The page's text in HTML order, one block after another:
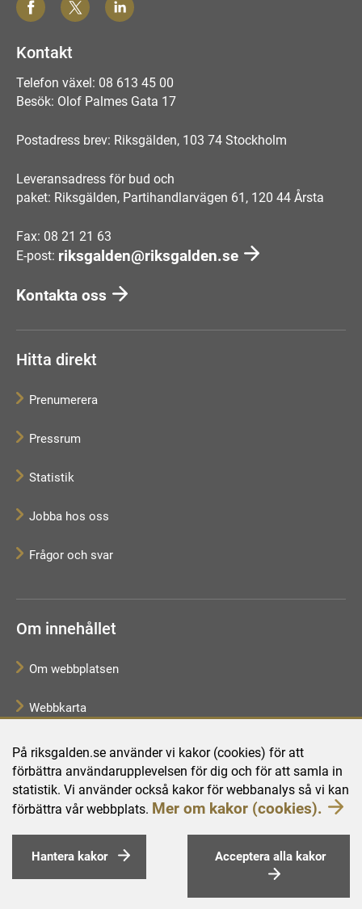
På riksgalden.se använder vi kakor (cookies) för att
förbättra användarupplevelsen för dig och för att samla in
statistik. Vi använder också kakor för webbanalys så vi kan
förbättra vår webbplats. Mer om kakor (cookies).
Hantera kakor Acceptera alla kakor
Kontakt
Telefon växel: 08 613 45 00
Besök: Olof Palmes Gata 17
Postadress brev: Riksgälden, 103 74 Stockholm
Leveransadress för bud och
paket: Riksgälden, Partihandlarvägen 61, 120 44 Årsta
Fax: 08 21 21 63
E-post: riksgalden@riksgalden.se
Kontakta oss
Hitta direkt
Prenumerera
Pressrum
Statistik
Jobba hos oss
Frågor och svar
Om innehållet
Om webbplatsen
Webbkarta
Tillgänglighetsredogörelse
Behandling av personuppgifter